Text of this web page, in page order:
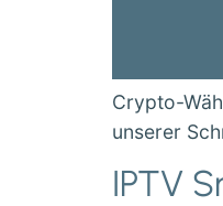
Crypto-
unserer
IPTV